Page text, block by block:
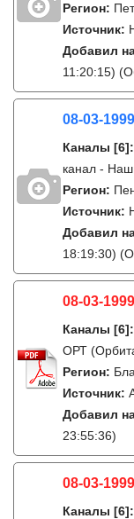
Регион:
Источник:
Добавил
11:20:15)
08-03-
Каналы [6]:
канал -
Регион:
Источник:
Добавил
18:19:30)
08-03-
Каналы [6]:
ОРТ
Регион:
Источник:
Добавил
23:55:36)
08-03-
Каналы [6]: